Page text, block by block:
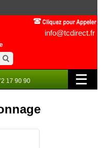
info@tcdirect.fr
17 90 90